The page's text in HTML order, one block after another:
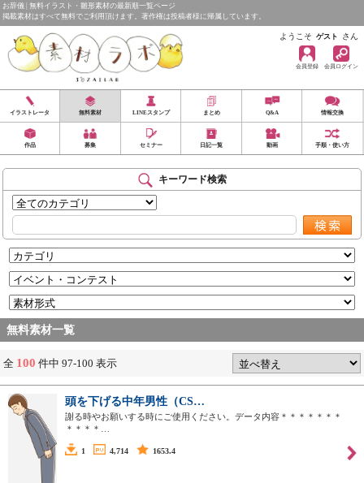
お辞儀 | 無料イラスト・雛形素材の最新順一覧ページ
掲載素材はすべて無料でご利用頂けます。著作権は投稿者様に帰属しています。
ようこそ ゲスト さん
会員登録 会員ログイン
イラストレータ 無料素材 LINEスタンプ まとめ Q&A 情報交換
作品 募集 セミナー 日記一覧 動画 手順・使い方
キーワード検索
無料素材一覧
全 100 件中 97-100 表示
頭を下げる中年男性（CS…
謝る時やお願いする時にご使用ください。データ内容＊＊＊＊＊＊＊
＊＊＊＊…
1 4,714 1653.4